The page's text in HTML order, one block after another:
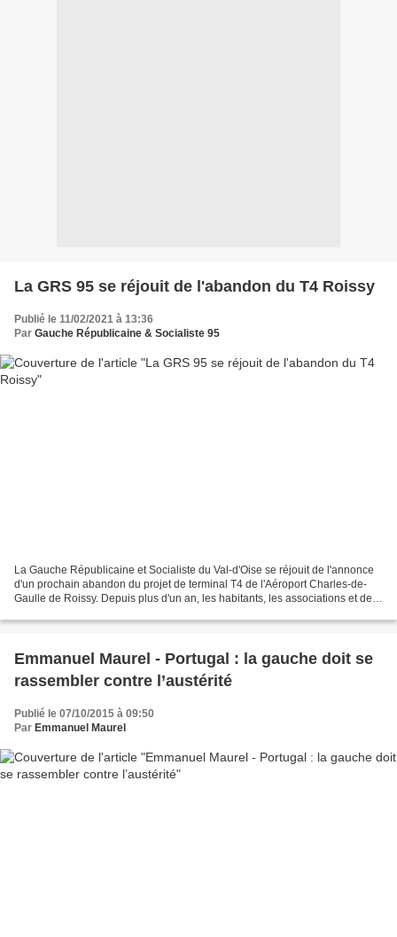
La GRS 95 se réjouit de l'abandon du T4 Roissy
Publié le 11/02/2021 à 13:36
Par Gauche Républicaine & Socialiste 95
La Gauche Républicaine et Socialiste du Val-d'Oise se réjouit de l'annonce
d'un prochain abandon du projet de terminal T4 de l'Aéroport Charles-de-
Gaulle de Roissy. Depuis plus d'un an, les habitants, les associations et de
Emmanuel Maurel - Portugal : la gauche doit se
rassembler contre l’austérité
Publié le 07/10/2015 à 09:50
Par Emmanuel Maurel